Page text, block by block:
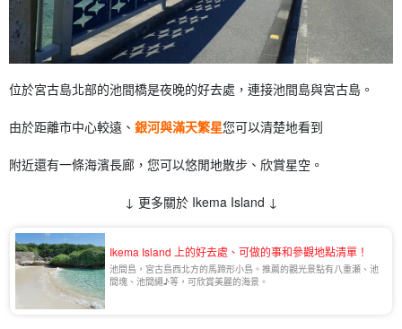
位於宮古島北部的池間橋是夜晚的好去處，連接池間島與宮古島。
由於距離市中心較遠、 銀河與滿天繁星您可以清楚地看到
附近還有一條海濱長廊，您可以悠閒地散步、欣賞星空。
↓ 更多關於 Ikema Island ↓
Ikema Island 上的好去處、可做的事和參觀地點清單！
池間島，宮古島西北方的馬蹄形小島。推薦的觀光景點有八重瀬、池
間塊、池間繩♪等，可欣賞美麗的海景。